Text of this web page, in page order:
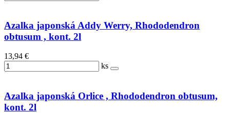
Azalka japonská Addy Werry, Rhododendron
obtusum , kont. 2l
13,94 €
ks
Azalka japonská Orlice , Rhododendron obtusum,
kont. 2l